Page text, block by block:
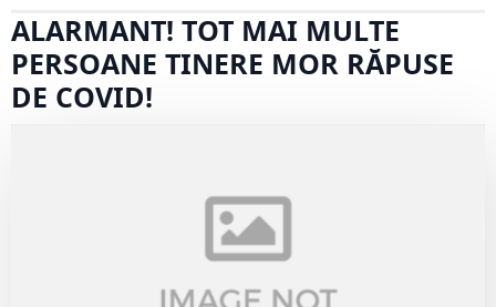
ALARMANT! TOT MAI MULTE
PERSOANE TINERE MOR RĂPUSE
DE COVID!